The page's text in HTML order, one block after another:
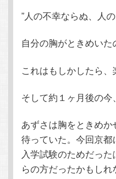
”人の不幸ならぬ、人
自分の胸がときめいた
これはもしかしたら
そして約１ヶ月後の
あずさは胸をときめ
待っていた。今回京
入学試験のためだっ
らの方だったかもしれ